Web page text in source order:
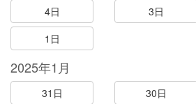
4日
3日
1日
2025年1月
31日 30日